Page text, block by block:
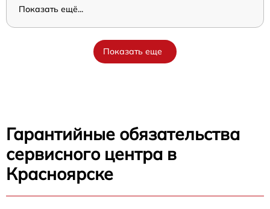
Показать ещё...
Показать еще
Гарантийные обязательства
сервисного центра в
Красноярске